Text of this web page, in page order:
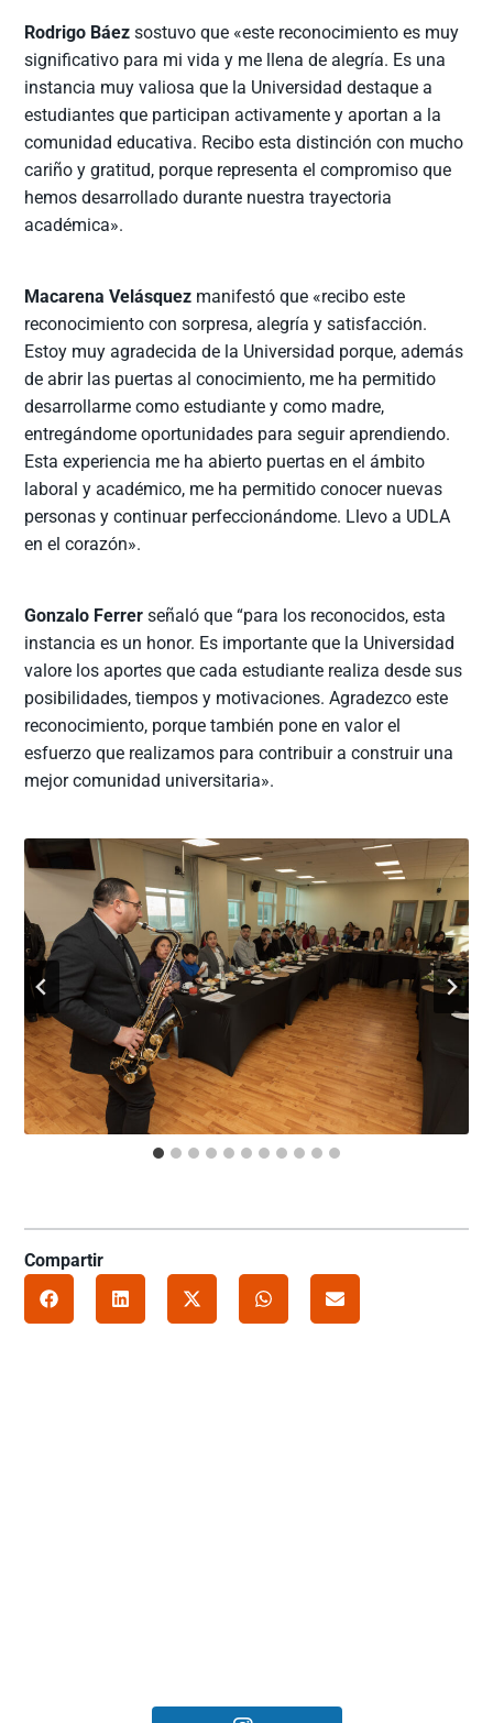
Rodrigo Báez sostuvo que «este reconocimiento es muy
significativo para mi vida y me llena de alegría. Es una
instancia muy valiosa que la Universidad destaque a
estudiantes que participan activamente y aportan a la
comunidad educativa. Recibo esta distinción con mucho
cariño y gratitud, porque representa el compromiso que
hemos desarrollado durante nuestra trayectoria
académica».
Macarena Velásquez manifestó que «recibo este
reconocimiento con sorpresa, alegría y satisfacción.
Estoy muy agradecida de la Universidad porque, además
de abrir las puertas al conocimiento, me ha permitido
desarrollarme como estudiante y como madre,
entregándome oportunidades para seguir aprendiendo.
Esta experiencia me ha abierto puertas en el ámbito
laboral y académico, me ha permitido conocer nuevas
personas y continuar perfeccionándome. Llevo a UDLA
en el corazón».
Gonzalo Ferrer señaló que “para los reconocidos, esta
instancia es un honor. Es importante que la Universidad
valore los aportes que cada estudiante realiza desde sus
posibilidades, tiempos y motivaciones. Agradezco este
reconocimiento, porque también pone en valor el
esfuerzo que realizamos para contribuir a construir una
mejor comunidad universitaria».
Compartir